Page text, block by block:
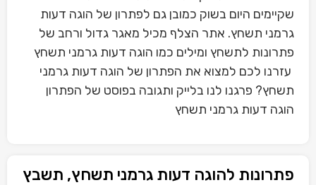
שקיימים היום בשוק כמובן גם לפתרון של הוגה דעות
גרמני תשחץ. אתר הצלף מכיל מאגר גדול ורחב של
פתרונות לתשחץ ומילים כמו הוגה דעות גרמני תשחץ
עזרנו לכם למצוא את הפתרון של הוגה דעות גרמני
תשחץ? פרגנו לנו בלייק ותגובה בפוסט של הפתרון
הוגה דעות גרמני תשחץ
פתרונות להוגה דעות גרמני תשחץ, תשבץ